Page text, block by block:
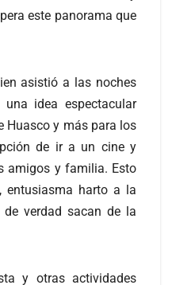
este panorama que
asistió a las noches
idea espectacular
Huasco y más para los
de ir a un cine y
amigos y familia. Esto
entusiasma harto a la
verdad sacan de la
y otras actividades